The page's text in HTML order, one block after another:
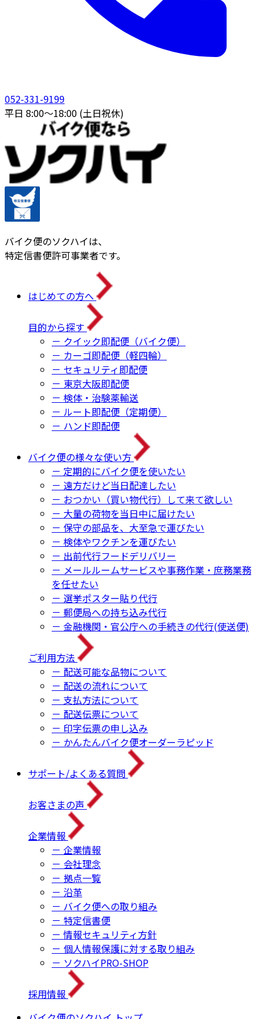
052-331-9199
平日 8:00〜18:00 (土日祝休)
バイク便のソクハイは、
特定信書便許可事業者です。
はじめての方へ
目的から探す
－ クイック即配便（バイク便）
－ カーゴ即配便（軽四輪）
－ セキュリティ即配便
－ 東京大阪即配便
－ 検体・治験薬輸送
－ ルート即配便（定期便）
－ ハンド即配便
バイク便の様々な使い方
－ 定期的にバイク便を使いたい
－ 遠方だけど当日配達したい
－ おつかい（買い物代行）して来て欲しい
－ 大量の荷物を当日中に届けたい
－ 保守の部品を、大至急で運びたい
－ 検体やワクチンを運びたい
－ 出前代行フードデリバリー
－ メールルームサービスや事務作業・庶務業務
を任せたい
－ 選挙ポスター貼り代行
－ 郵便局への持ち込み代行
－ 金融機関・官公庁への手続きの代行(使送便)
ご利用方法
－ 配送可能な品物について
－ 配送の流れについて
－ 支払方法について
－ 配送伝票について
－ 印字伝票の申し込み
－ かんたんバイク便オーダーラピッド
サポート/よくある質問
お客さまの声
企業情報
－ 企業情報
－ 会社理念
－ 拠点一覧
－ 沿革
－ バイク便への取り組み
－ 特定信書便
－ 情報セキュリティ方針
－ 個人情報保護に対する取り組み
－ ソクハイPRO-SHOP
採用情報